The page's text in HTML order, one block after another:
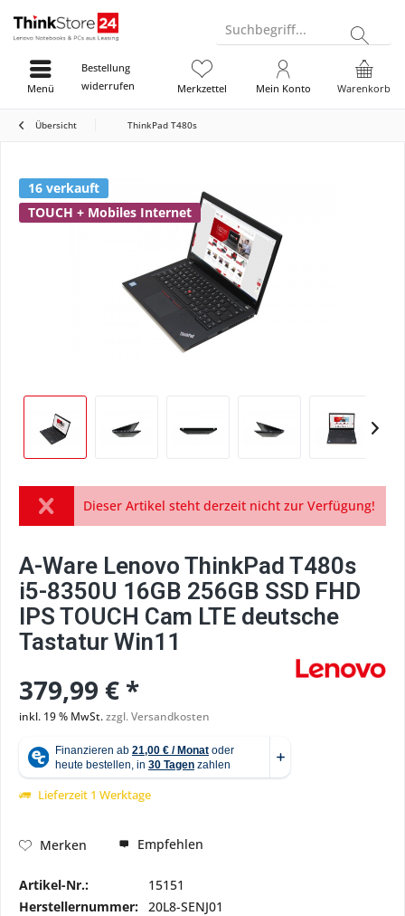
Suchbegriff...
Bestellung
widerrufen
Warenkorb
Merkzettel Mein Konto
Menü
Übersicht ThinkPad T480s
16 verkauft
TOUCH + Mobiles Internet
Dieser Artikel steht derzeit nicht zur Verfügung!
A-Ware Lenovo ThinkPad T480s
i5-8350U 16GB 256GB SSD FHD
IPS TOUCH Cam LTE deutsche
Tastatur Win11
379,99 € *
inkl. 19 % MwSt.zzgl. Versandkosten
Lieferzeit 1 Werktage
Merken Empfehlen
Artikel-Nr.:
15151
Herstellernummer: 20L8-SENJ01